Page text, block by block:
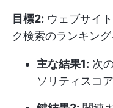
目標2: ウェブサイ
ク検索のランキング
主な結果1: 次
ソリティスコ